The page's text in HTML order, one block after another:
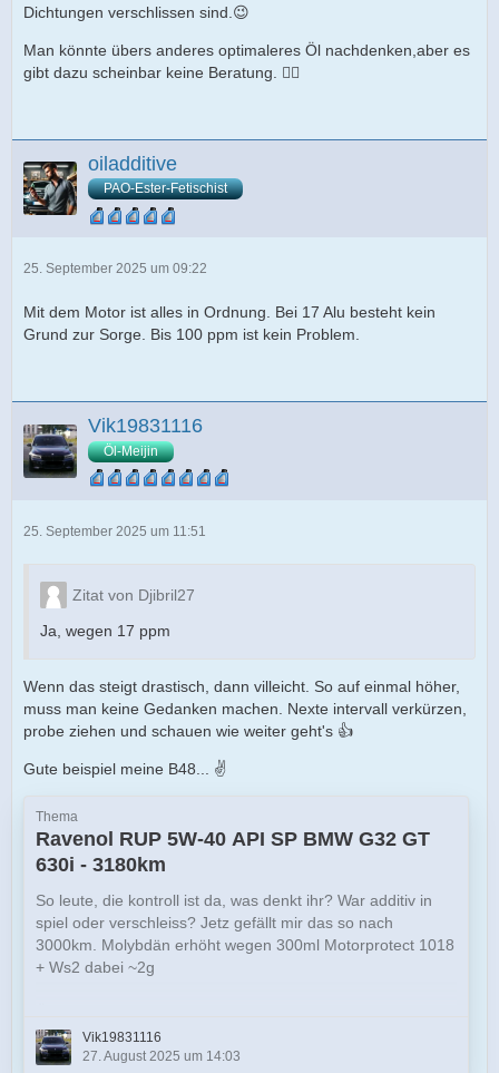
Dichtungen verschlissen sind.😉
Man könnte übers anderes optimaleres Öl nachdenken,aber es
gibt dazu scheinbar keine Beratung. 🤷‍♂️
oiladditive
PAO-Ester-Fetischist
25. September 2025 um 09:22
Mit dem Motor ist alles in Ordnung. Bei 17 Alu besteht kein
Grund zur Sorge. Bis 100 ppm ist kein Problem.
Vik19831116
Öl-Meijin
25. September 2025 um 11:51
Zitat von Djibril27
Ja, wegen 17 ppm
Wenn das steigt drastisch, dann villeicht. So auf einmal höher,
muss man keine Gedanken machen. Nexte intervall verkürzen,
probe ziehen und schauen wie weiter geht's 👍
Gute beispiel meine B48... ✌️
Thema
Ravenol RUP 5W-40 API SP BMW G32 GT
630i - 3180km
So leute, die kontroll ist da, was denkt ihr? War additiv in
spiel oder verschleiss? Jetz gefällt mir das so nach
3000km. Molybdän erhöht wegen 300ml Motorprotect 1018
+ Ws2 dabei ~2g
Ölberatung: BMW G32 630i (B48B20B)
Vik19831116
27. August 2025 um 14:03